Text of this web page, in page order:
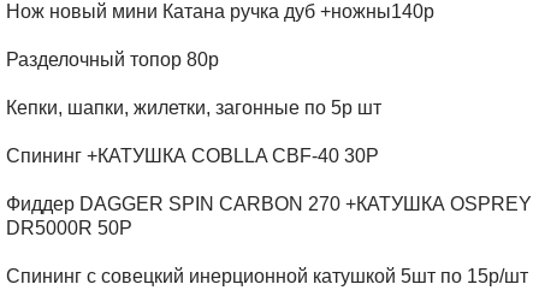
Нож новый мини Катана ручка дуб +ножны140р
Разделочный топор 80р
Кепки, шапки, жилетки, загонные по 5р шт
Спининг +КАТУШКА COBLLA CBF-40 30Р
Фиддер DAGGER SPIN CARBON 270 +КАТУШКА OSPREY
DR5000R 50Р
Спининг с совецкий инерционной катушкой 5шт по 15р/шт